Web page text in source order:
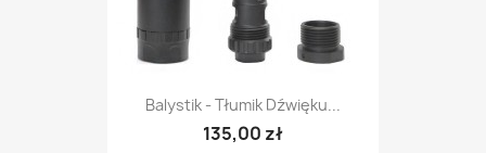
Balystik - Tłumik Dźwięku...
135,00 zł